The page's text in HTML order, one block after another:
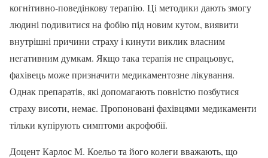
когнітивно-поведінкову терапію. Ці методики дають змогу
людині подивитися на фобію під новим кутом, виявити
внутрішні причини страху і кинути виклик власним
негативним думкам. Якщо така терапія не спрацьовує,
фахівець може призначити медикаментозне лікування.
Однак препаратів, які допомагають повністю позбутися
страху висоти, немає. Пропоновані фахівцями медикаменти
тільки купірують симптоми акрофобії.
Доцент Карлос М. Коельо та його колеги вважають, що